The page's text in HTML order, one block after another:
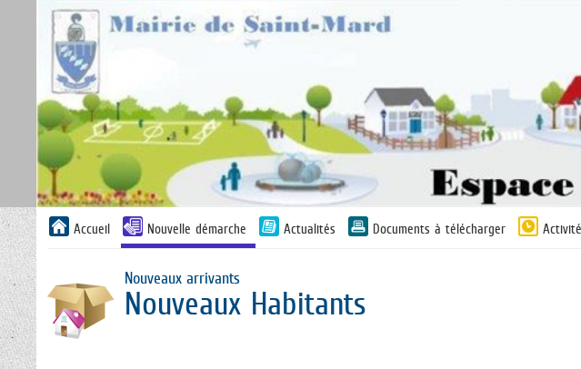
Liste
des
Accueil Nouvelle démarche Actualités Documents à télécharger
Nouveaux arrivants
Nouveaux Habitants